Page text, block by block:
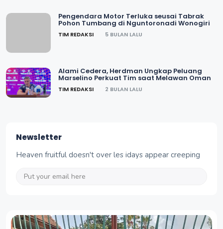
Pengendara Motor Terluka seusai Tabrak
Pohon Tumbang di Nguntoronadi Wonogiri
TIM REDAKSI 5 BULAN LALU
Alami Cedera, Herdman Ungkap Peluang
Marselino Perkuat Tim saat Melawan Oman
TIM REDAKSI 2 BULAN LALU
Newsletter
Heaven fruitful doesn't over les idays appear creeping